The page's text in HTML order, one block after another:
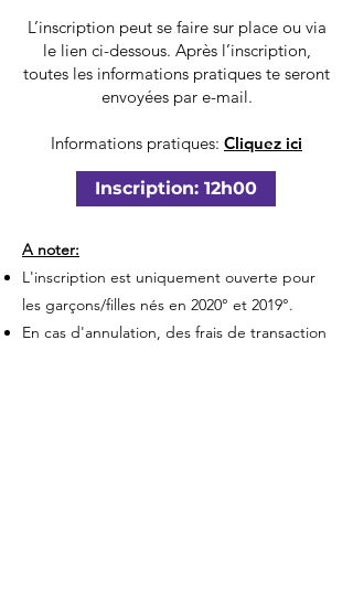
L’inscription peut se faire sur place ou via
le lien ci-dessous. Après l’inscription,
toutes les informations pratiques te seront
envoyées par e-mail.
Informations pratiques: Cliquez ici
Inscription: 12h00
A noter:
L'inscription est uniquement ouverte pour
les garçons/filles nés en 2020° et 2019°.
En cas d'annulation, des frais de transaction